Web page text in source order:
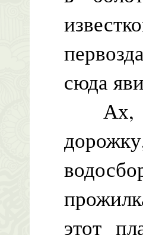
сюда
Ах,
этот